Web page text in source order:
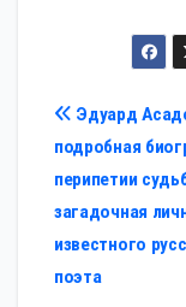
по
записям
Эдуард
подробная
перипетии
загадочная
известного
поэта